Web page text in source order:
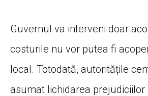
Guvernul va interveni doar
costurile nu vor putea fi
local. Totodată, autoritățile
asumat lichidarea prejudiciilor